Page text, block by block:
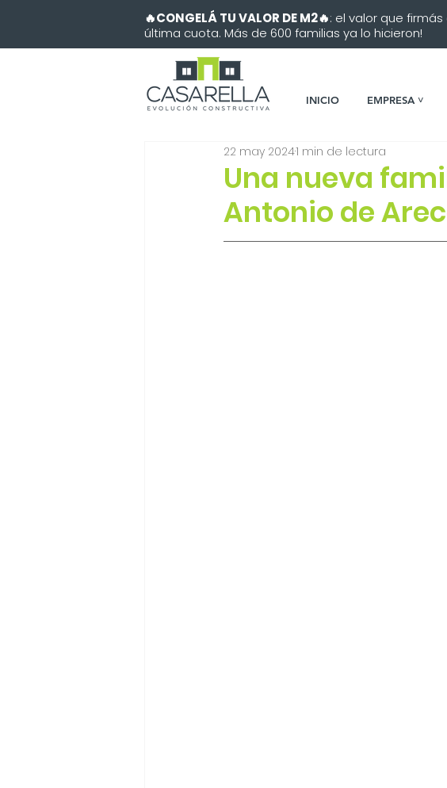
🔥CONGELÁ TU VALOR DE M2🔥: el valor que
última cuota. Más de 600 familias ya lo hicieron!
INICIO EMPRESA ˅
Una nueva
Antonio de
22 may 20241 min de lectura